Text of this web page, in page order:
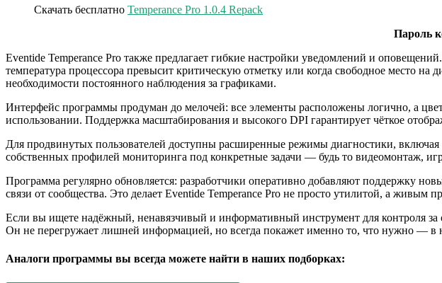
Скачать бесплатно Temperance Pro 1.0.4 Repack
Пароль
Eventide Temperance Pro также предлагает гибкие настройки уведомлений и
температура процессора превысит критическую отметку или когда свободное место на
необходимости постоянного наблюдения за графиками.
Интерфейс программы продуман до мелочей: все элементы расположены логично, а
использовании. Поддержка масштабирования и высокого DPI гарантирует чёткое
Для продвинутых пользователей доступны расширенные режимы диагностики,
собственных профилей мониторинга под конкретные задачи — будь то видеомонтаж,
Программа регулярно обновляется: разработчики оперативно добавляют поддержку
связи от сообщества. Это делает Eventide Temperance Pro не просто утилитой, а живым
Если вы ищете надёжный, ненавязчивый и информативный инструмент для контроля
Он не перегружает лишней информацией, но всегда покажет именно то, что нужно —
Аналоги программы вы всегда можете найти в наших подборках: